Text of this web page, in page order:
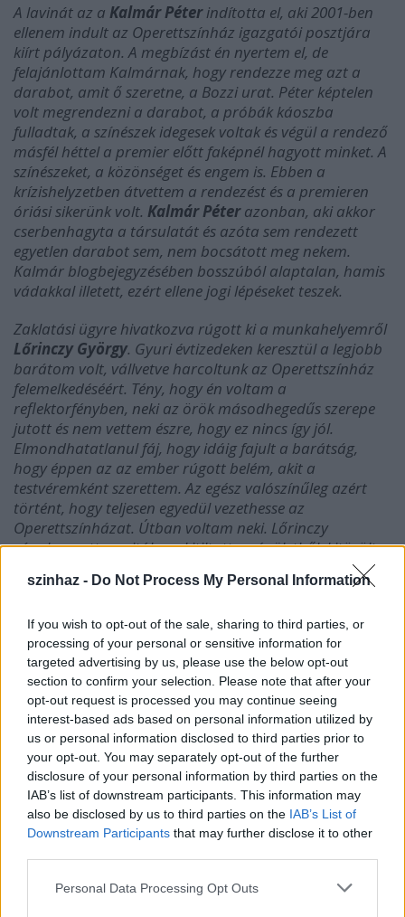
szinhaz - Do Not Process My Personal Information
If you wish to opt-out of the sale, sharing to third parties, or
processing of your personal or sensitive information for
targeted advertising by us, please use the below opt-out
section to confirm your selection. Please note that after your
opt-out request is processed you may continue seeing
interest-based ads based on personal information utilized by
us or personal information disclosed to third parties prior to
your opt-out. You may separately opt-out of the further
disclosure of your personal information by third parties on the
IAB’s list of downstream participants. This information may
also be disclosed by us to third parties on the IAB’s List of
Downstream Participants that may further disclose it to other
Please note that this website/app uses one or more Google
Personal Data Processing Opt Outs
A lavinát az a Kalmár Péterindította el, aki 2001-ben
ellenem indult az Operettszínház igazgatói posztjára
kiírt pályázaton. A megbízást én nyertem el, de
felajánlottam Kalmárnak, hogy rendezze meg azt a
darabot, amit ő szeretne, a Bozzi urat. Péter képtelen
volt megrendezni a darabot, a próbák káoszba
fulladtak, a színészek idegesek voltak és végül a rendező
másfél héttel a premier előtt faképnél hagyott minket. A
színészeket, a közönséget és engem is. Ebben a
krízishelyzetben átvettem a rendezést és a premieren
óriási sikerünk volt. Kalmár Péterazonban, aki akkor
cserbenhagyta a társulatát és azóta sem rendezett
egyetlen darabot sem, nem bocsátott meg nekem.
Kalmár blogbejegyzésében bosszúból alaptalan, hamis
vádakkal illetett, ezért ellene jogi lépéseket teszek.
Zaklatási ügyre hivatkozva rúgott ki a munkahelyemről
Lőrinczy György. Gyuri évtizedeken keresztül a legjobb
barátom volt, vállvetve harcoltunk az Operettszínház
felemelkedéséért. Tény, hogy én voltam a
reflektorfényben, neki az örök másodhegedűs szerepe
jutott és nem vettem észre, hogy ez nincs így jól.
Elmondhatatlanul fáj, hogy idáig fajult a barátság,
hogy éppen az az ember rúgott belém, akit a
testvéremként szerettem. Az egész valószínűleg azért
történt, hogy teljesen egyedül vezethesse az
Operettszínházat. Útban voltam neki. Lőrinczy
rágalmazott a sajtóban, kitiltott az épületből, kitörölte
a telefonszámomat, és nemhogy nem hallgatott meg –
de semmilyen körülmények között nem volt hajlandó
fenyegetve mindenkit, aki támogat, aki szóba áll velem.
Az Operettszínház belső vizsgálata feljelentés és
közvetlen bizonyítékok nélkül zárult, azaz nem volt
olyan ember, aki ellenem vallott volna.Lőrinczy György
azonban további hadjáratot folytat ellenem, többek
között leveszi műsorról azt a Rómeó és Júliát, amely
bemutatásának jövő januárban lesz a 15. évfordulója
és amit igen sokan vártak. Gyuri azt mondja, ez egy
kettőnk között dúló harc és aki mellettem szól, az ellene
van. Én úgy látom, ez az én küzdelmem a művészi
életben maradásért, nem harcolok senki ellen.
Maros Ákos, egykori táncos, azzal vádolt meg, hogy
elvertem a fenekét egy vállfa nadrágtartó részének